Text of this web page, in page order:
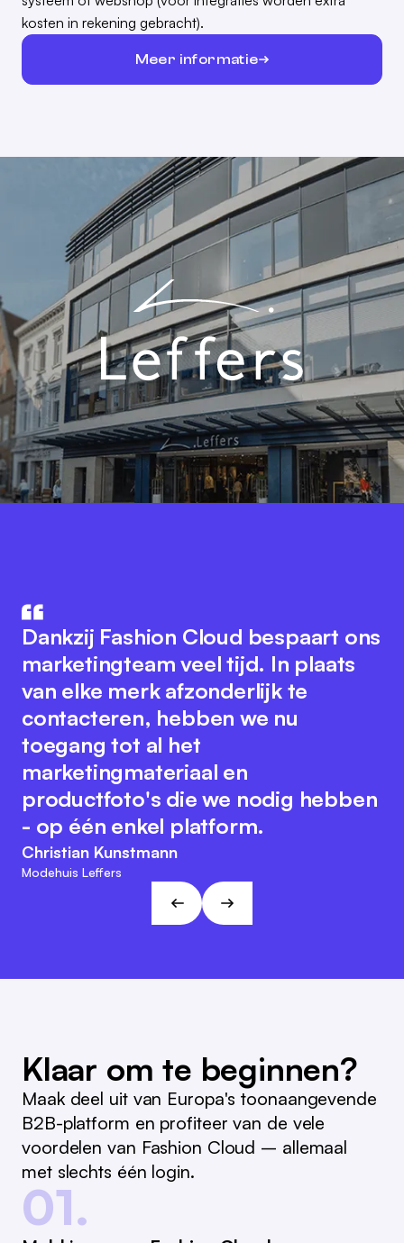
kosten in rekening gebracht).
Meer informatie
De integratie van productdata in
ons ERP-systeem met Fashion
Cloud heeft onze interne
processen aanzienlijk verbeterd.
We hebben nu foto's van de
individuele artikelen in het systeem,
wat het interne rapporteren en
nabestellen een stuk eenvoudiger
maakt.
Marc Ramelow
Algemeen directeur, Duitse winkelketen Ramelow
Dankzij Fashion Cloud bespaart ons
marketingteam veel tijd. In plaats
van elke merk afzonderlijk te
contacteren, hebben we nu
toegang tot al het
marketingmateriaal en
productfoto's die we nodig hebben
- op één enkel platform.
Christian Kunstmann
Modehuis Leffers
knowhow van IT en de mode-
industrie. Het innovatieve platform
bevordert naadloze samenwerking
tussen alle spelers in de industrie
om digitale processen te
optimaliseren. Tegelijkertijd
behoudt het Fashion Cloud-team
zijn klantgerichte en flexibele
karakter. Deze aanpak sluit aan bij
de visies en doelen van L&T!
Klaar om te beginnen?
Maak deel uit van Europa's toonaangevende
B2B-platform en profiteer van de vele
voordelen van Fashion Cloud – allemaal
met slechts één login.
01.